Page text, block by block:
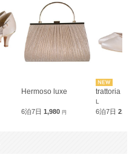
Hermoso luxe
6泊7日 1,980 円
trattoria
L
6泊7日